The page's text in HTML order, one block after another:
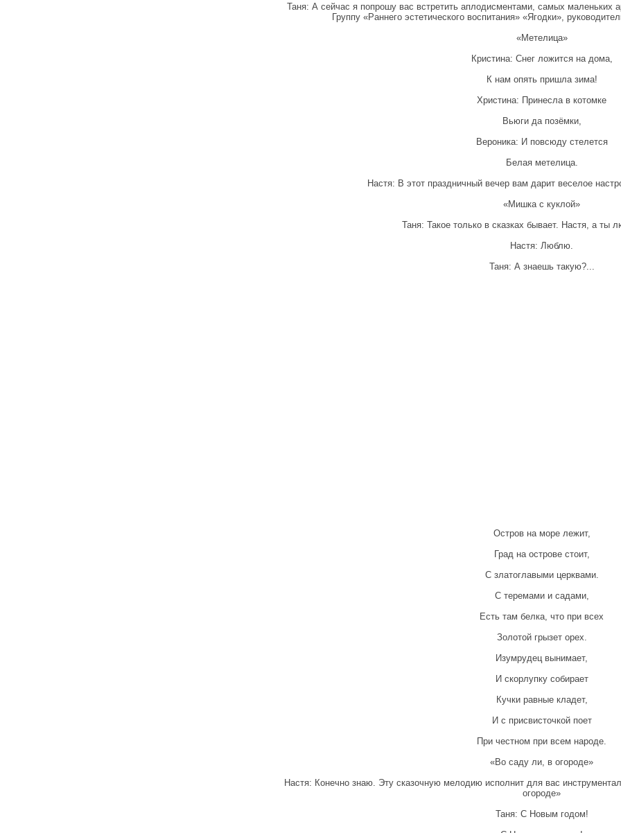
Таня: А сейчас я попрошу вас встретить аплодисментами, самых маленьких
Группу «Раннего эстетического воспитания» «Ягодки»,
«Метелица»
Кристина: Снег ложится на дома,
К нам опять пришла зима!
Христина: Принесла в котомке
Вьюги да позёмки,
Вероника: И повсюду стелется
Белая метелица.
Настя: В этот праздничный вечер вам дарит веселое
«Мишка с куклой»
Таня: Такое только в сказках бывает. Настя, а ты
Настя: Люблю.
Таня: А знаешь такую?...
Остров на море лежит,
Град на острове стоит,
С златоглавыми церквами.
С теремами и садами,
Есть там белка, что при всех
Золотой грызет орех.
Изумрудец вынимает,
И скорлупку собирает
Кучки равные кладет,
И с присвисточкой поет
При честном при всем народе.
«Во саду ли, в огороде»
Настя: Конечно знаю. Эту сказочную мелодию исполнит для вас
огороде»
Таня: С Новым годом!